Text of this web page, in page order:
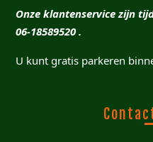
Onze klantenservice zijn
06-18589520 .
U kunt gratis parkeren